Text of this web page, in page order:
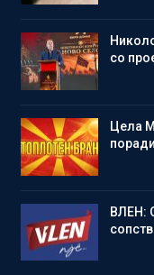
со
Цела
ВЛЕН: